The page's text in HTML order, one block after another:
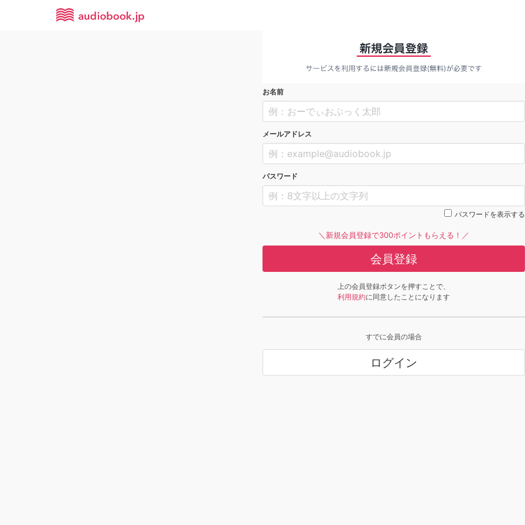
お名前
メールアドレス
パスワード
パスワードを表示する
＼新規会員登録で300ポイントもらえる！／
会員登録
上の会員登録ボタンを押すことで、
利用規約に同意したことになります
すでに会員の場合
ログイン